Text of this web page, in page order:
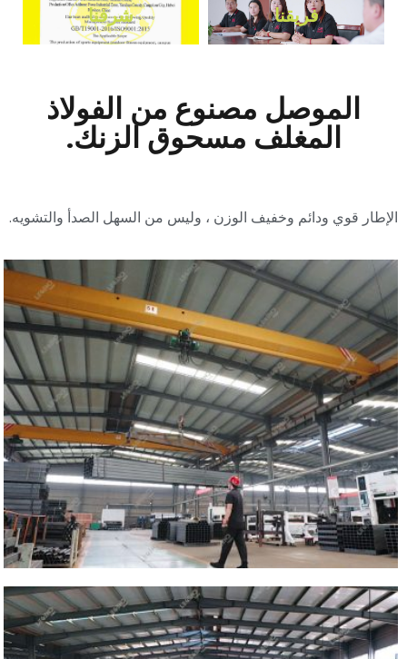
فريقنا شرفنا
الموصل مصنوع من الفولاذ
المغلف مسحوق الزنك.
الإطار قوي ودائم وخفيف الوزن ، وليس من السهل الصدأ والتشويه.